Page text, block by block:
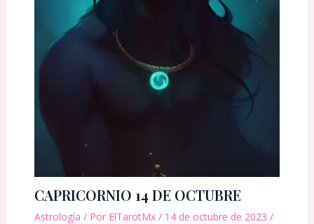
CAPRICORNIO 14 DE OCTUBRE
Astrología / Por ElTarotMx / 14 de octubre de 2023 /